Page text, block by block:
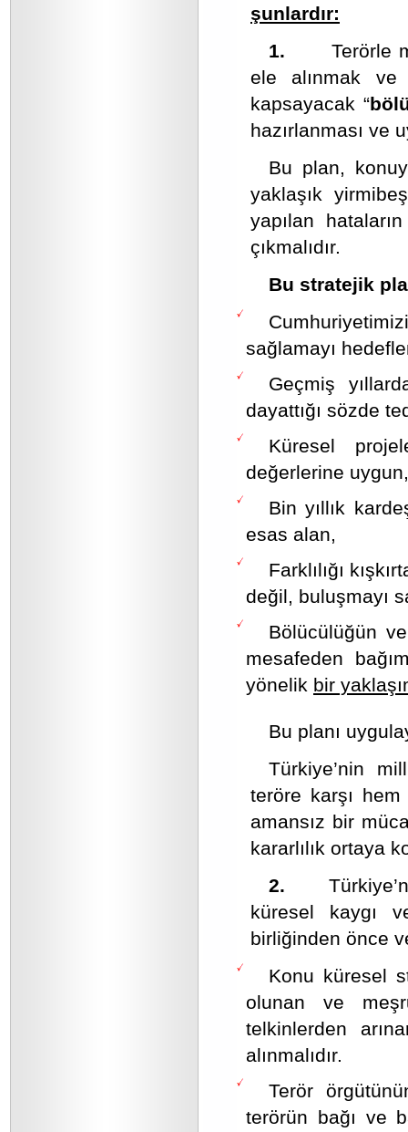
şunlardır:
1. Terörle
ele alınmak ve
kapsayacak “
hazırlanması ve
Bu plan,
yaklaşık
yapılan
çıkmalıdır.
Bu stratejik
sağlamayı
Geçmiş
dayattığı sözde
Küresel
değerlerine uygun,
Bin yıllık
esas alan,
Farklılığı
değil, buluşmayı
Bölücülüğün
mesafeden
yönelik bir
Bu planı
Türkiye’nin
teröre karşı
amansız bir
kararlılık ortaya
2.
küresel kaygı
birliğinden önce
Konu küresel
olunan ve
telkinlerden
alınmalıdır.
Terör
terörün bağı ve